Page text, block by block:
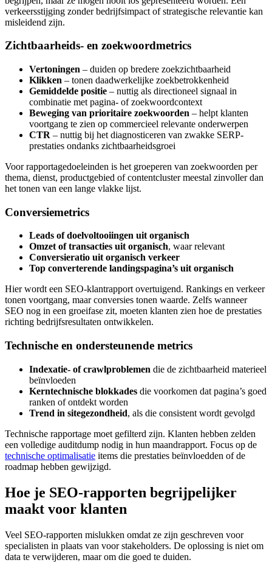
verkeersstijging zonder bedrijfsimpact of strategische relevantie kan
misleidend zijn.
Zichtbaarheids- en zoekwoordmetrics
Vertoningen – duiden op bredere zoekzichtbaarheid
Klikken – tonen daadwerkelijke zoekbetrokkenheid
Gemiddelde positie – nuttig als directioneel signaal in
combinatie met pagina- of zoekwoordcontext
Beweging van prioritaire zoekwoorden – helpt klanten
voortgang te zien op commercieel relevante onderwerpen
CTR – nuttig bij het diagnosticeren van zwakke SERP-
prestaties ondanks zichtbaarheidsgroei
Voor rapportagedoeleinden is het groeperen van zoekwoorden per
thema, dienst, productgebied of contentcluster meestal zinvoller dan
het tonen van een lange vlakke lijst.
Conversiemetrics
Leads of doelvoltooiingen uit organisch
Omzet of transacties uit organisch, waar relevant
Conversieratio uit organisch verkeer
Top converterende landingspagina’s uit organisch
Hier wordt een SEO-klantrapport overtuigend. Rankings en verkeer
tonen voortgang, maar conversies tonen waarde. Zelfs wanneer
SEO nog in een groeifase zit, moeten klanten zien hoe de prestaties
richting bedrijfsresultaten ontwikkelen.
Technische en ondersteunende metrics
Indexatie- of crawlproblemen die de zichtbaarheid materieel
beïnvloeden
Kerntechnische blokkades die voorkomen dat pagina’s goed
ranken of ontdekt worden
Trend in sitegezondheid, als die consistent wordt gevolgd
Technische rapportage moet gefilterd zijn. Klanten hebben zelden
een volledige auditdump nodig in hun maandrapport. Focus op de
technische optimalisatie items die prestaties beïnvloedden of de
roadmap hebben gewijzigd.
Hoe je SEO-rapporten begrijpelijker
maakt voor klanten
Veel SEO-rapporten mislukken omdat ze zijn geschreven voor
specialisten in plaats van voor stakeholders. De oplossing is niet om
data te verwijderen, maar om die goed te duiden.